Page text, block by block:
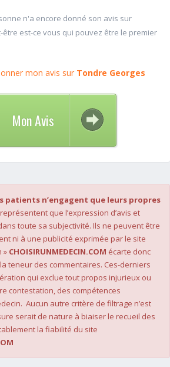
n'a encore donné son avis sur
être est-ce vous qui pouvez être le premier
mon avis sur Tondre Georges
Mon Avis
patients n’engagent que leurs propres
que l’expression d’avis et
toute sa subjectivité. Ils ne peuvent être
ni à une publicité exprimée par le site
» CHOISIRUNMEDECIN.COM écarte donc
teneur des commentaires. Ces-derniers
qui exclue tout propos injurieux ou
contestation, des compétences
Aucun autre critère de filtrage n’est
serait de nature à biaiser le recueil des
la fiabilité du site